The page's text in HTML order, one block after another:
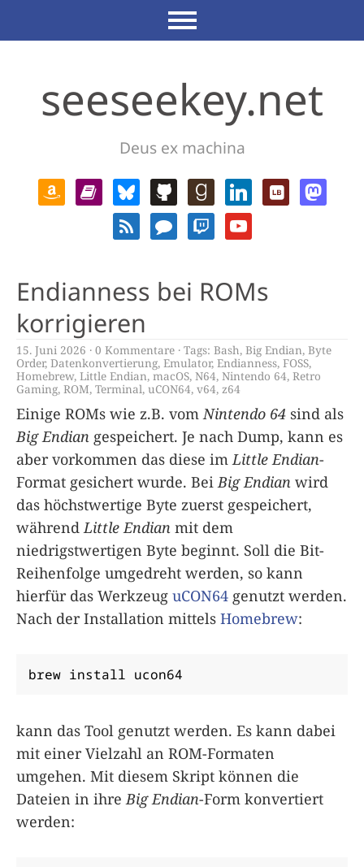
seeseekey.net
Deus ex machina
Endianness bei ROMs
korrigieren
15. Juni 2026 0 Kommentare Tags: Bash, Big Endian, Byte
Order, Datenkonvertierung, Emulator, Endianness, FOSS,
Homebrew, Little Endian, macOS, N64, Nintendo 64, Retro
Gaming, ROM, Terminal, uCON64, v64, z64
Einige ROMs wie z.B. vom Nintendo 64 sind als
Big Endian gespeichert. Je nach Dump, kann es
aber vorkommen das diese im Little Endian-
Format gesichert wurde. Bei Big Endian wird
das höchstwertige Byte zuerst gespeichert,
während Little Endian mit dem
niedrigstwertigen Byte beginnt. Soll die Bit-
Reihenfolge umgedreht werden, so kann
hierfür das Werkzeug uCON64 genutzt werden.
Nach der Installation mittels Homebrew:
brew install ucon64
kann das Tool genutzt werden. Es kann dabei
mit einer Vielzahl an ROM-Formaten
umgehen. Mit diesem Skript können die
Dateien in ihre Big Endian-Form konvertiert
werden: